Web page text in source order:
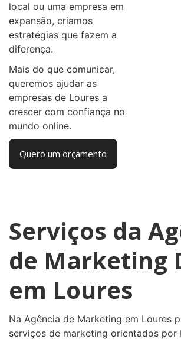
local ou uma empresa em
expansão, criamos
estratégias que fazem a
diferença.
Mais do que comunicar,
queremos ajudar as
empresas de Loures a
crescer com confiança no
mundo online.
Quero um orçamento
Serviços da
de Marketing
em Loures
Na Agência de Marketing em Loures
serviços de marketing orientados por